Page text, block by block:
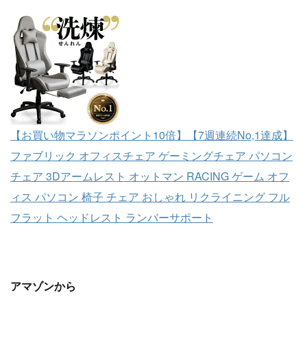
【お買い物マラソンポイント10倍】【7週連続No,1達成】
ファブリック オフィスチェア ゲーミングチェア パソコン
チェア 3Dアームレスト オットマン RACING ゲーム オフ
ィス パソコン 椅子 チェア おしゃれ リクライニング フル
フラット ヘッドレスト ランバーサポート
アマゾンから